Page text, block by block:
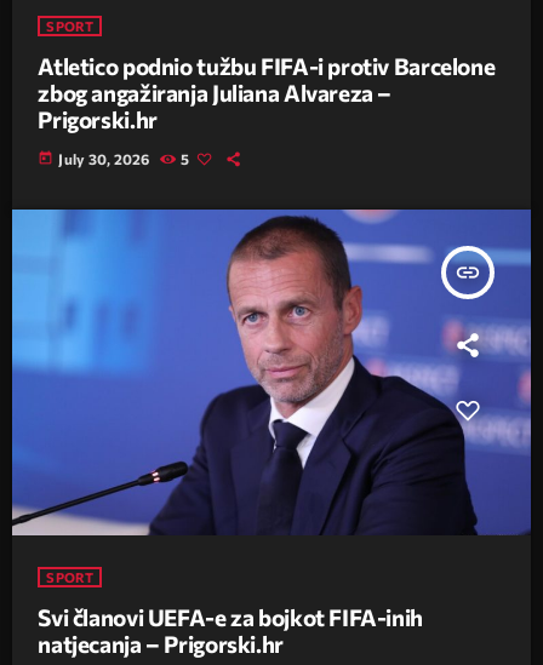
SPORT
Atletico podnio tužbu FIFA-i protiv Barcelone
zbog angažiranja Juliana Alvareza –
Prigorski.hr
today July 30, 2026 5
insert_link
SPORT
Svi članovi UEFA-e za bojkot FIFA-inih
natjecanja – Prigorski.hr